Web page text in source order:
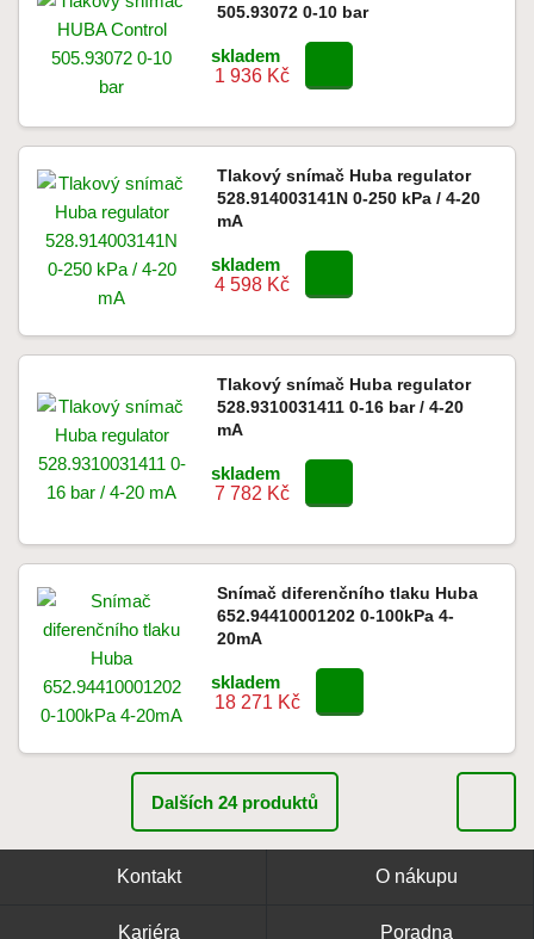
505.93072 0-10 bar
skladem
1 936 Kč
Tlakový snímač Huba regulator
528.914003141N 0-250 kPa / 4-20
mA
skladem
4 598 Kč
Tlakový snímač Huba regulator
528.9310031411 0-16 bar / 4-20
mA
skladem
7 782 Kč
Snímač diferenčního tlaku Huba
652.94410001202 0-100kPa 4-
20mA
skladem
18 271 Kč
Dalších 24 produktů
Kontakt O nákupu
Kariéra Poradna